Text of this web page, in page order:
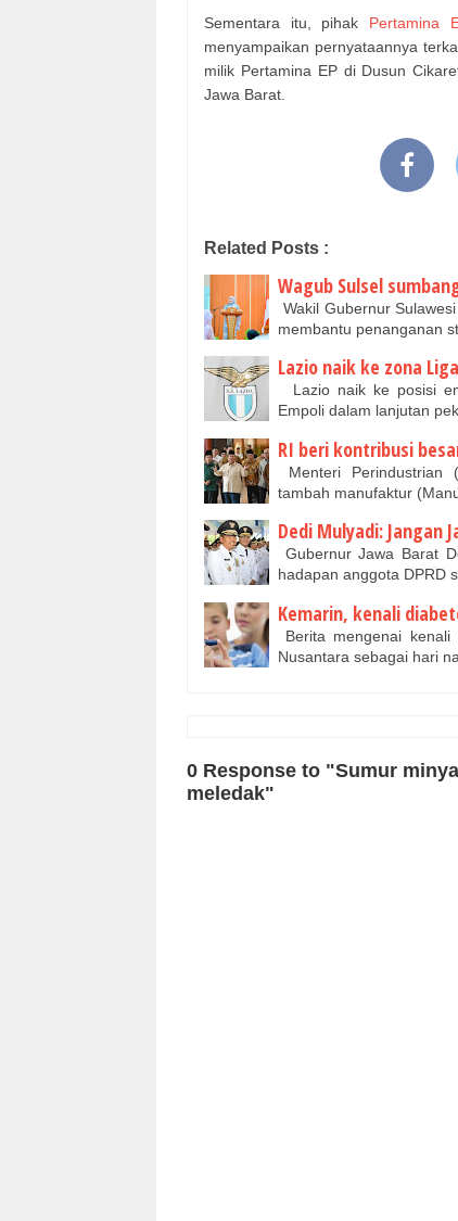
Sementara itu, pihak Pertamina
menyampaikan pernyataannya
milik Pertamina EP di Dusun
Jawa Barat.
Related Posts :
Wagub Sulsel
Wakil Gubernur
membantu penanganan
Lazio naik ke zona
Lazio naik ke posisi
Empoli dalam lanjutan
RI beri kontribusi
Menteri Perindustrian
tambah manufaktur
Dedi Mulyadi: Jangan
Gubernur Jawa Barat
hadapan anggota DPRD
Kemarin, kenali
Berita mengenai
Nusantara sebagai hari
0 Response to "Sumur
meledak"